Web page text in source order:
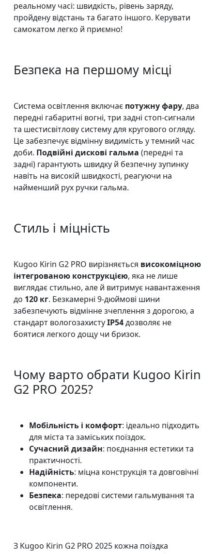
реальному часі: швидкість, рівень заряду,
пройдену відстань та багато іншого. Керувати
самокатом легко й приємно!
Безпека на першому місці
Система освітлення включає потужну фару, два
передні габаритні вогні, три задні стоп-сигнали
та шестисвітлову систему для кругового огляду.
Це забезпечує відмінну видимість у темний час
доби. Подвійні дискові гальма (передні та
задні) гарантують швидку й безпечну зупинку
навіть на високій швидкості, реагуючи на
найменший рух ручки гальма.
Стиль і міцність
Kugoo Kirin G2 PRO вирізняється високоміцною
інтегрованою конструкцією, яка не лише
виглядає стильно, але й витримує навантаження
до 120 кг. Безкамерні 9-дюймові шини
забезпечують відмінне зчеплення з дорогою, а
стандарт вологозахистуIP54дозволяє не
боятися легкого дощу чи бризок.
Чому варто обрати Kugoo Kirin
G2 PRO 2025?
Мобільність і комфорт: ідеально підходить
для міста та заміських поїздок.
Сучасний дизайн: поєднання естетики та
практичності.
Надійність: міцна конструкція та довговічні
компоненти.
Безпека: передові системи гальмування та
освітлення.
З Kugoo Kirin G2 PRO 2025 кожна поїздка